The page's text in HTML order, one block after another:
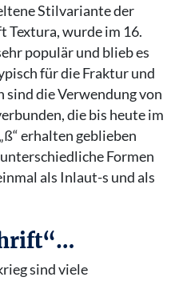
Stilvariante der
Textura, wurde im 16.
populär und blieb es
für die Fraktur und
sind die Verwendung von
die bis heute im
erhalten geblieben
Formen
als Inlaut-s und als
sind viele